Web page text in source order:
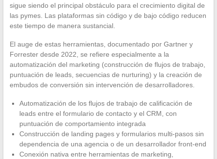
sigue siendo el principal obstáculo para el crecimiento digital de
las pymes. Las plataformas sin código y de bajo código reducen
este tiempo de manera sustancial.
El auge de estas herramientas, documentado por Gartner y
Forrester desde 2022, se refiere especialmente a la
automatización del marketing (construcción de flujos de trabajo,
puntuación de leads, secuencias de nurturing) y la creación de
embudos de conversión sin intervención de desarrolladores.
Automatización de los flujos de trabajo de calificación de
leads entre el formulario de contacto y el CRM, con
puntuación de comportamiento integrada
Construcción de landing pages y formularios multi-pasos sin
dependencia de una agencia o de un desarrollador front-end
Conexión nativa entre herramientas de marketing,